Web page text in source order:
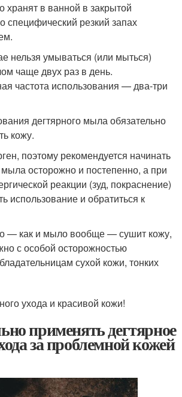
хранят в ванной в закрытой
резкий запах
нельзя умываться (или мыться)
чаще двух раз в день.
частота использования — два-три
дегтярного мыла обязательно
кожу.
поэтому рекомендуется начинать
осторожно и постепенно, а при
реакции (зуд, покраснение)
использование и обратиться к
— как и мыло вообще — сушит кожу,
с особой осторожностью
сухой кожи, тонких
ухода и красивой кожи!
применять дегтярное
за проблемной кожей